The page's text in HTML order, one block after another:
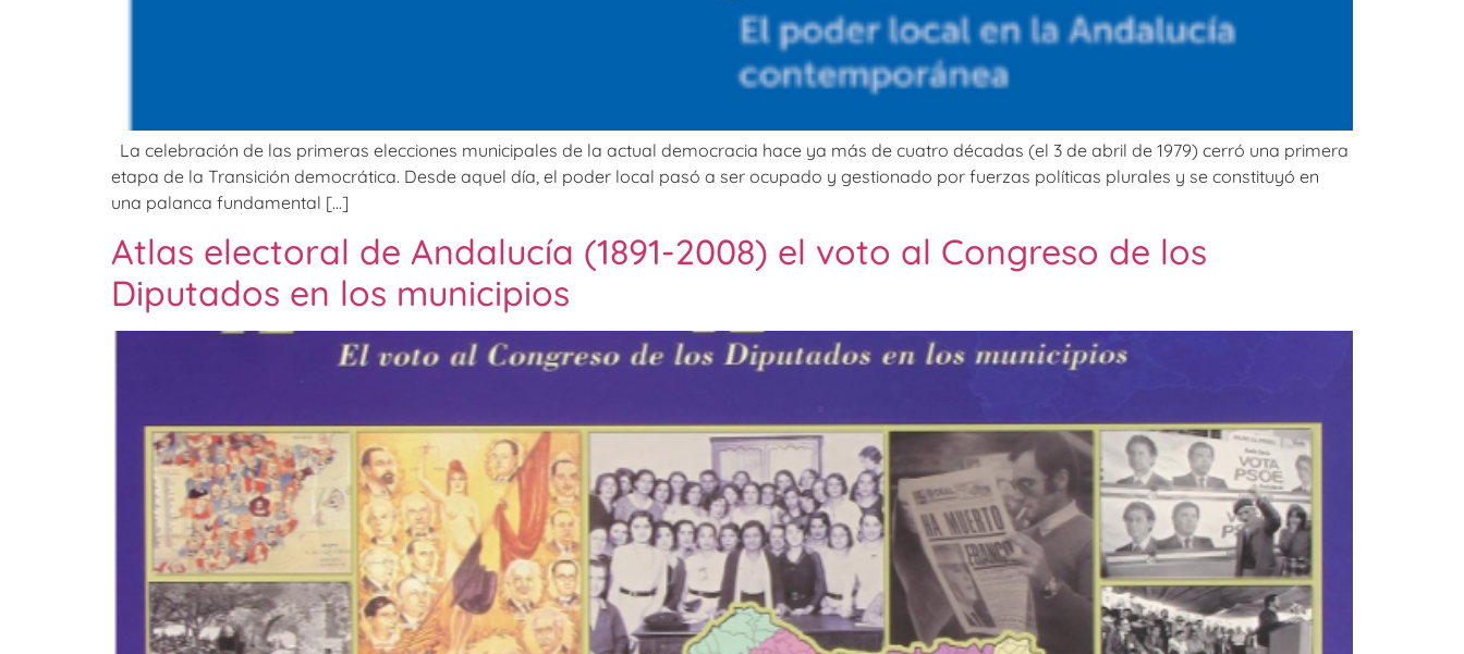
La celebración de las primeras elecciones municipales de la actual democracia hace ya más de cuatro décadas (el 3 de abril de 1979) cerró una primera
etapa de la Transición democrática. Desde aquel día, el poder local pasó a ser ocupado y gestionado por fuerzas políticas plurales y se constituyó en
una palanca fundamental […]
Atlas electoral de Andalucía (1891-2008) el voto al Congreso de los
Diputados en los municipios